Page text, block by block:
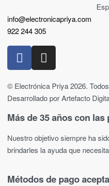
info@electronicapriya.com
922 244 305
© Electrónica Priya 2026.
Desarrollado por Artefacto
Más de 35 años con
Nuestro objetivo siempre ha
brindarles la ayuda que
Métodos de pago